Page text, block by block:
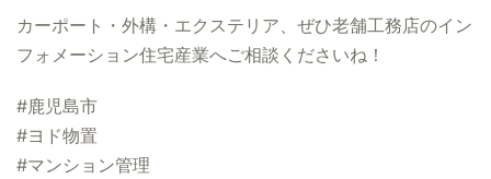
カーポート・外構・エクステリア、ぜひ老舗工務店のイン
フォメーション住宅産業へご相談くださいね！
#鹿児島市
#ヨド物置
#マンション管理